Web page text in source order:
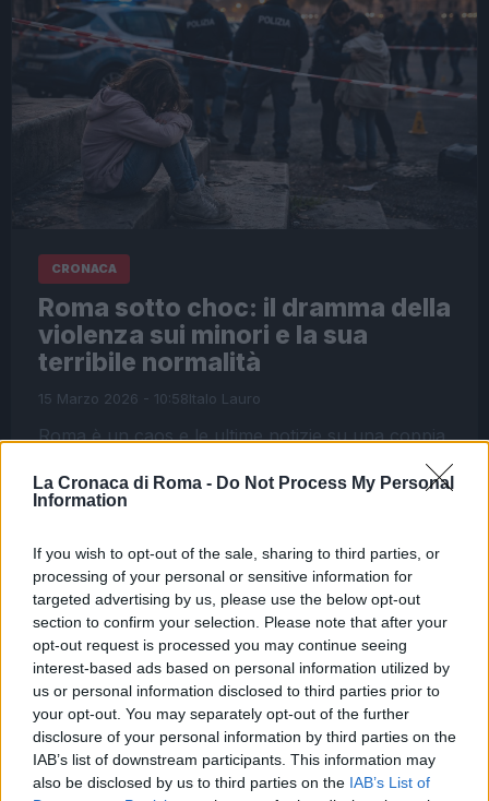
La Cronaca di Roma - Do Not Process My Personal
Information
If you wish to opt-out of the sale, sharing to third parties, or
processing of your personal or sensitive information for
targeted advertising by us, please use the below opt-out
section to confirm your selection. Please note that after your
opt-out request is processed you may continue seeing
interest-based ads based on personal information utilized by
us or personal information disclosed to third parties prior to
your opt-out. You may separately opt-out of the further
disclosure of your personal information by third parties on the
IAB’s list of downstream participants. This information may
also be disclosed by us to third parties on the IAB’s List of
CRONACA
Roma sotto choc: il dramma della
violenza sui minori e la sua
terribile normalità
15 Marzo 2026 - 10:58Italo Lauro
Roma è un caos e le ultime notizie su una coppia
pedopornografiche della figlia e dei nipotini aiuta
Leggi l’articolo →